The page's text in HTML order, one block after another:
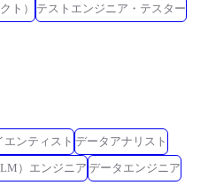
ト）
テストエンジニア・テスター
エンティスト データアナリスト
）エンジニア データエンジニア